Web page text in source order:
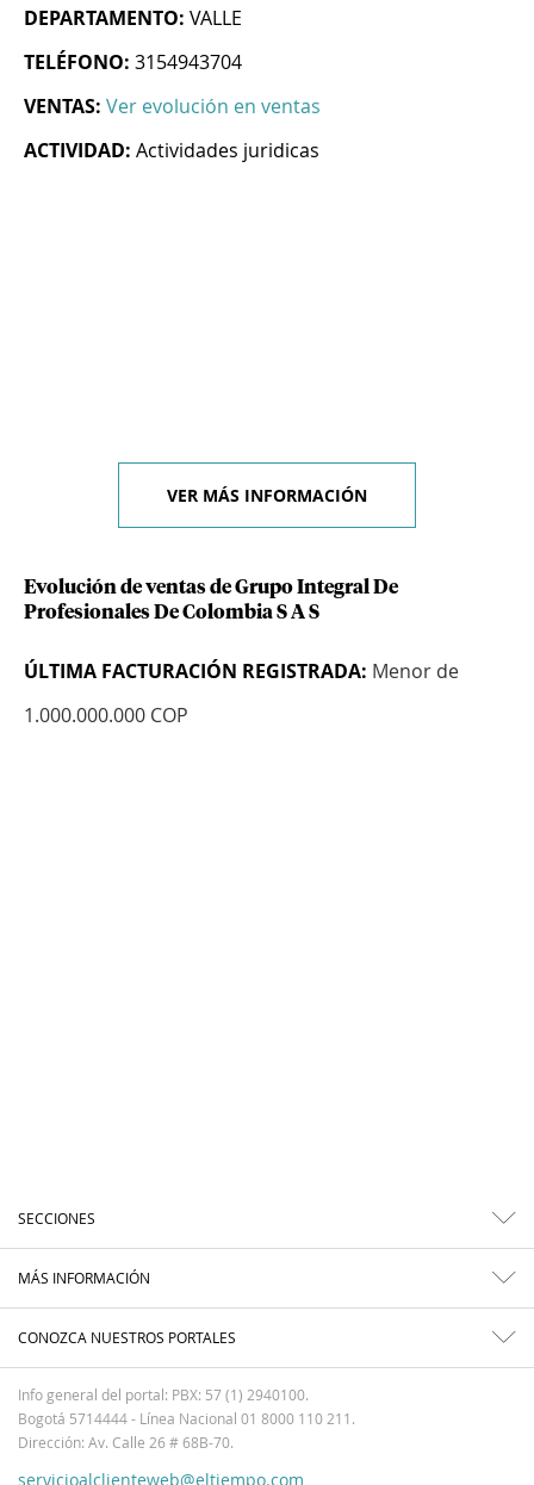
DEPARTAMENTO: VALLE
TELÉFONO: 3154943704
VENTAS: Ver evolución en ventas
ACTIVIDAD: Actividades juridicas
VER MÁS INFORMACIÓN
Evolución de ventas de Grupo Integral De
Profesionales De Colombia S A S
ÚLTIMA FACTURACIÓN REGISTRADA: Menor de
1.000.000.000 COP
SECCIONES
MÁS INFORMACIÓN
CONOZCA NUESTROS PORTALES
Info general del portal: PBX: 57 (1) 2940100.
Bogotá 5714444 - Línea Nacional 01 8000 110 211.
Dirección: Av. Calle 26 # 68B-70.
servicioalclienteweb@eltiempo.com